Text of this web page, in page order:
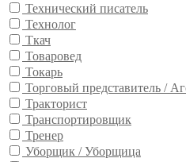
Технический писатель
Технолог
Ткач
Товаровед
Токарь
Торговый представитель /
Тракторист
Транспортировщик
Тренер
Уборщик / Уборщица